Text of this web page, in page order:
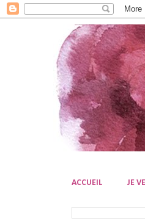
ACCUEIL JE